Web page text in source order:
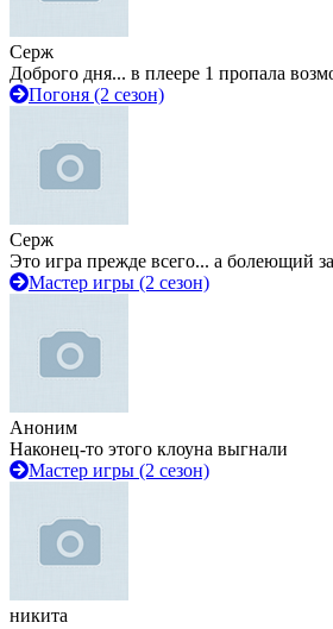
Серж
Доброго дня... в плеере 1 пропала
Погоня (2 сезон)
Серж
Это игра прежде всего... а болеющий
Мастер игры (2 сезон)
Аноним
Наконец-то этого клоуна выгнали
Мастер игры (2 сезон)
никита